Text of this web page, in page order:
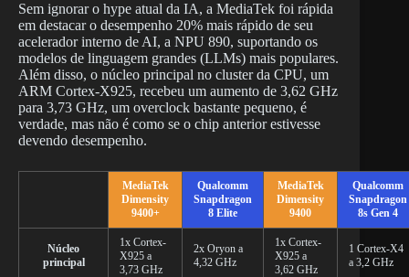
Sem ignorar o hype atual da IA, a MediaTek foi rápida
em destacar o desempenho 20% mais rápido de seu
acelerador interno de AI, a NPU 890, suportando os
modelos de linguagem grandes (LLMs) mais populares.
Além disso, o núcleo principal no cluster da CPU, um
ARM Cortex-X925, recebeu um aumento de 3,62 GHz
para 3,73 GHz, um overclock bastante pequeno, é
verdade, mas não é como se o chip anterior estivesse
devendo desempenho.
MediaTek
Dimensity
9400+
Qualcomm
Snapdragon
8 Elite
MediaTek
Dimensity
9400
Qualcomm
Snapdragon
8s Gen 4
Núcleo
principal
1x Cortex-
X925 a
3,73 GHz
2x Oryon a
4,32 GHz
1x Cortex-
X925 a
3,62 GHz
1 Cortex-X4
a 3,2 GHz